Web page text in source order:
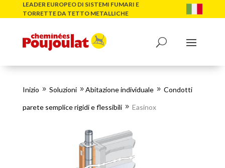
LEADER EUROPEO DI SISTEMI FUMARI E
TORRETTE DA TETTO METALLICHE
Inizio 9 Soluzioni 9 Abitazione individuale 9 Condotti
parete semplice rigidi e flessibili 9 Easinox